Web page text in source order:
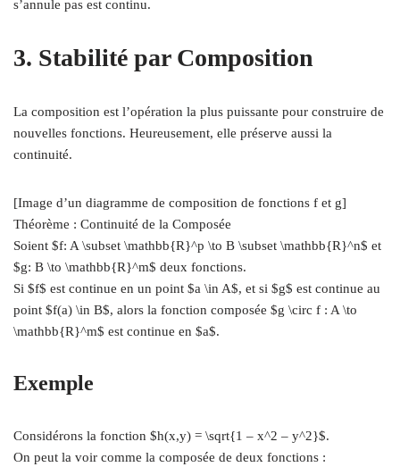
s’annule pas est continu.
3. Stabilité par Composition
La composition est l’opération la plus puissante pour construire de
nouvelles fonctions. Heureusement, elle préserve aussi la
continuité.
[Image d’un diagramme de composition de fonctions f et g]
Théorème : Continuité de la Composée
Soient $f: A \subset \mathbb{R}^p \to B \subset \mathbb{R}^n$ et
$g: B \to \mathbb{R}^m$ deux fonctions.
Si $f$ est continue en un point $a \in A$, et si $g$ est continue au
point $f(a) \in B$, alors la fonction composée $g \circ f : A \to
\mathbb{R}^m$ est continue en $a$.
Exemple
Considérons la fonction $h(x,y) = \sqrt{1 – x^2 – y^2}$.
On peut la voir comme la composée de deux fonctions :